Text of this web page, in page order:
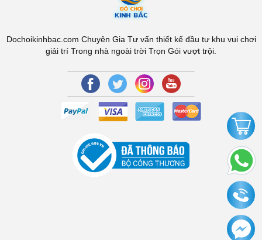
Dochoikinhbac.com Chuyên Gia Tư vấn thiết kế đầu tư khu vui chơi
giải trí Trong nhà ngoài trời Trọn Gói vượt trội.